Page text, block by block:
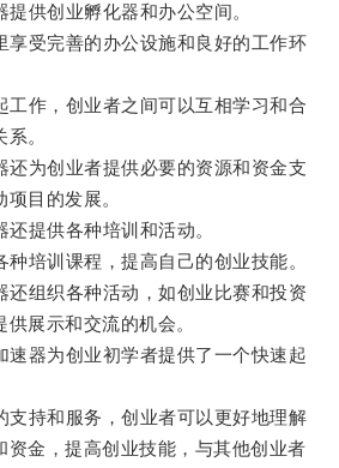
供创业孵化器和办公空间。
受完善的办公设施和良好的工作环
作，创业者之间可以互相学习和合
。
为创业者提供必要的资源和资金支
目的发展。
提供各种培训和活动。
培训课程，提高自己的创业技能。
组织各种活动，如创业比赛和投资
展示和交流的机会。
器为创业初学者提供了一个快速起
持和服务，创业者可以更好地理解
资金，提高创业技能，与其他创业者